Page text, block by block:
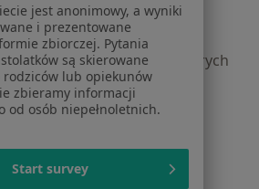
prywatności pacjentów
profesjonalistów
dla profesjonalistów, których
samodzielnie
Polityka cookies
Dostępność
O nas
jest anonimowy, a wyniki
i prezentowane
zbiorczej. Pytania
są skierowane
rodziców lub opiekunów
zbieramy informacji
od osób niepełnoletnich.
Start survey